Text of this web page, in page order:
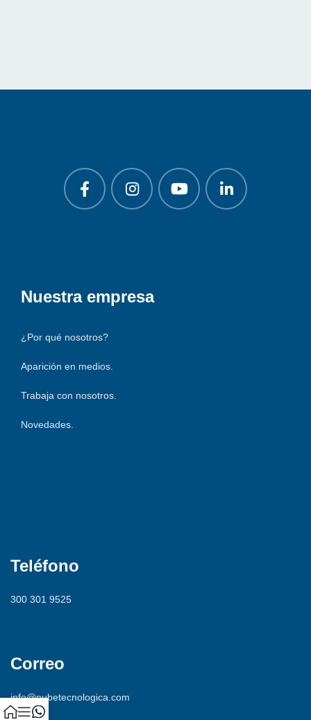
Nuestra empresa
¿Por qué nosotros?
Aparición en medios.
Trabaja con nosotros.
Novedades.
Teléfono
300 301 9525
Correo
info@nubetecnologica.com